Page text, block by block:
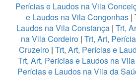
Perícias e Laudos na Vila
e Laudos na Vila Congonhas |
Laudos na Vila Constança | Trt,
na Vila Cordeiro | Trt, Art,
Cruzeiro | Trt, Art, Perícias e
Trt, Art, Perícias e Laudos na
Perícias e Laudos na Vila da